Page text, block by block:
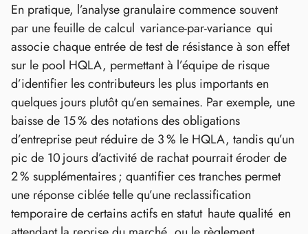
En pratique, l’analyse granulaire commence souvent
par une feuille de calcul variance‑par‑variance qui
associe chaque entrée de test de résistance à son effet
sur le pool HQLA, permettant à l’équipe de risque
d’identifier les contributeurs les plus importants en
quelques jours plutôt qu’en semaines. Par exemple, une
baisse de 15 % des notations des obligations
d’entreprise peut réduire de 3 % le HQLA, tandis qu’un
pic de 10 jours d’activité de rachat pourrait éroder de
2 % supplémentaires ; quantifier ces tranches permet
une réponse ciblée telle qu’une reclassification
temporaire de certains actifs en statut haute qualité en